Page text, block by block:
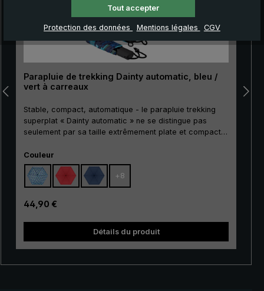
Parapluie de trekking Dainty automatic, bleu /
vert à carreaux
Stable, compact, automatique - le parapluie trekking
superplat « Dainty automatic » ne se distingue pas
seulement par sa taille extrêmement plate et compacte.
rupture ainsi que ses griffes stables en métal et en fibre
de verre rendent le « Dainty automatic » extrêmement
résistant. Grâce à son mécanisme
d'ouverture/fermeture automatique pratique, ce
parapluie de poche est de plus très facile à utiliser. Il
suffit d'appuyer sur un bouton pour ouvrir et refermer la
couverture du parapluie très rapidement en cas
d'averse qui s'annonce.
Sélectionnez
Couleur
+ 8
Prix régulier :
44,90 €
Détails du produit
Tout accepter
Protection des données Mentions légales CGV